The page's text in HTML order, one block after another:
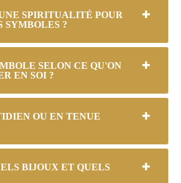
SPIRITUALITÉ POUR
SYMBOLES ?
SELON CE QU'ON
EN SOI ?
OU EN TENUE
BIJOUX ET QUELS